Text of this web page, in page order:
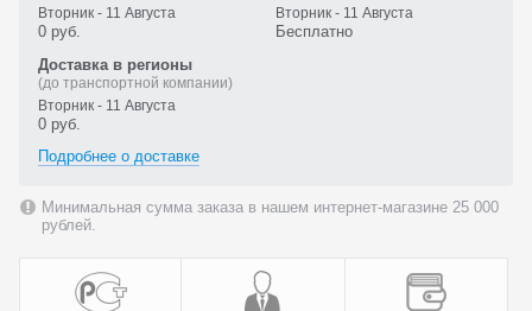
Вторник - 11 Августа
0 руб.
Вторник - 11 Августа
Бесплатно
Доставка в регионы
(до транспортной компании)
Вторник - 11 Августа
0 руб.
Подробнее о доставке
Минимальная сумма заказа в нашем интернет-магазине 25 000
рублей.